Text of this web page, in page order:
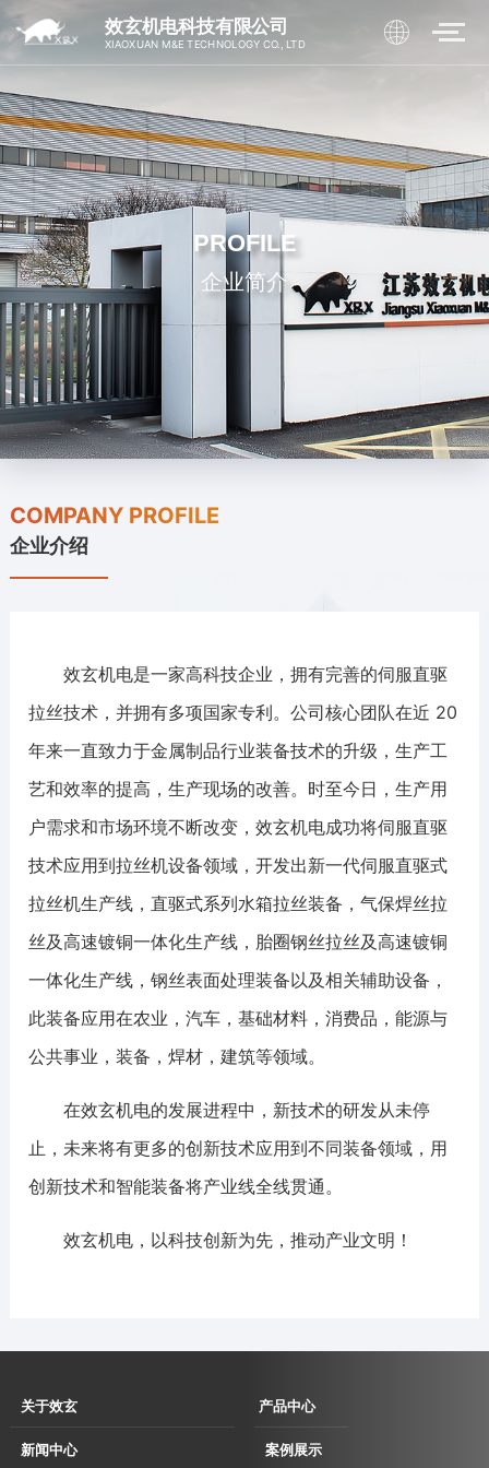
效玄机电科技有限公司
XIAOXUAN M&E TECHNOLOGY CO., LTD
PROFILE
企业简介
COMPANY PROFILE
企业介绍
效玄机电是一家高科技企业，拥有完善的伺服直驱
拉丝技术，并拥有多项国家专利。公司核心团队在近 20
年来一直致力于金属制品行业装备技术的升级，生产工
艺和效率的提高，生产现场的改善。时至今日，生产用
户需求和市场环境不断改变，效玄机电成功将伺服直驱
技术应用到拉丝机设备领域，开发出新一代伺服直驱式
拉丝机生产线，直驱式系列水箱拉丝装备，气保焊丝拉
丝及高速镀铜一体化生产线，胎圈钢丝拉丝及高速镀铜
一体化生产线，钢丝表面处理装备以及相关辅助设备，
此装备应用在农业，汽车，基础材料，消费品，能源与
公共事业，装备，焊材，建筑等领域。
在效玄机电的发展进程中，新技术的研发从未停
止，未来将有更多的创新技术应用到不同装备领域，用
创新技术和智能装备将产业线全线贯通。
效玄机电，以科技创新为先，推动产业文明！
关于效玄
企业简介
产品中心
伺服直驱拉丝
新闻中心 案例展示